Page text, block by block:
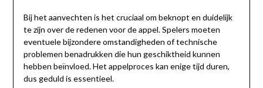
Bij het aanvechten is het cruciaal om beknopt en duidelijk
te zijn over de redenen voor de appel. Spelers moeten
eventuele bijzondere omstandigheden of technische
problemen benadrukken die hun geschiktheid kunnen
hebben beïnvloed. Het appelproces kan enige tijd duren,
dus geduld is essentieel.